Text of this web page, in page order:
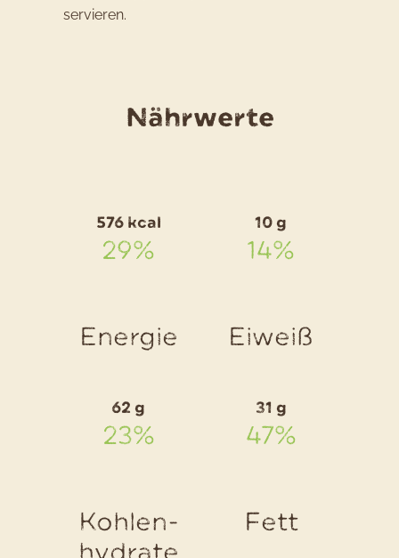
servieren.
Nährwertefür
Pakora:
Indische
576 kcal
29%
Energie
10 g
14%
Eiweiß
62 g
23%
Kohlen-
31 g
47%
Fett